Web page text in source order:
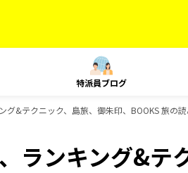
特派員ブログ
&テクニック、島旅、御朱印、BOOKS 旅の
ランキング&テ